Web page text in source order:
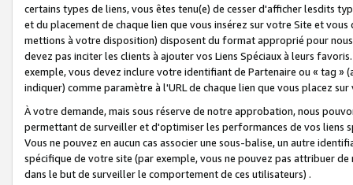
certains types de liens, vous êtes tenu(e) de cesser d'afficher lesdits
et du placement de chaque lien que vous insérez sur votre Site et
mettions à votre disposition) disposent du format approprié pour
devez pas inciter les clients à ajouter vos Liens Spéciaux à leurs
exemple, vous devez inclure votre identifiant de Partenaire ou « tag
indiquer) comme paramètre à l'URL de chaque lien que vous placez
À votre demande, mais sous réserve de notre approbation, nous
permettant de surveiller et d'optimiser les performances de vos liens
Vous ne pouvez en aucun cas associer une sous-balise, un autre
spécifique de votre site (par exemple, vous ne pouvez pas attribuer
dans le but de surveiller le comportement de ces utilisateurs) .